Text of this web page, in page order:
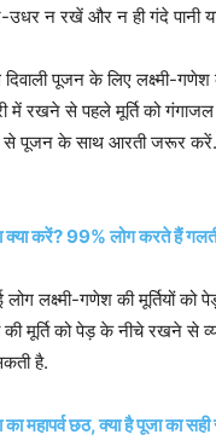
उधर न रखें और न ही गंदे पानी
पूजन के लिए लक्ष्मी-गणेश
में रखने से पहले मूर्ति को
से पूजन के साथ आरती जरूर
क्या करें? 99% लोग करते हैं
लोग लक्ष्मी-गणेश की मूर्तियों
मूर्ति को पेड़ के नीचे रखने से
है.
छठ, क्या है पूजा का